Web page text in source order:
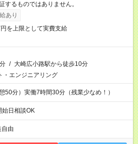
るものではありません。
あり
を上限として実費支給
/ 大崎広小路駅から徒歩10分
・エンジニアリング
50分）実働7時間30分（残業少なめ！）
日相談OK
自由